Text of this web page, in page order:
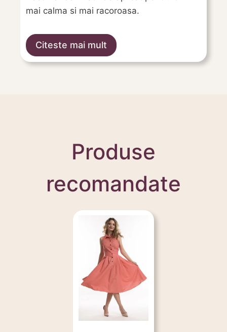
mai calma si mai racoroasa.
Citeste mai mult
Produse
recomandate